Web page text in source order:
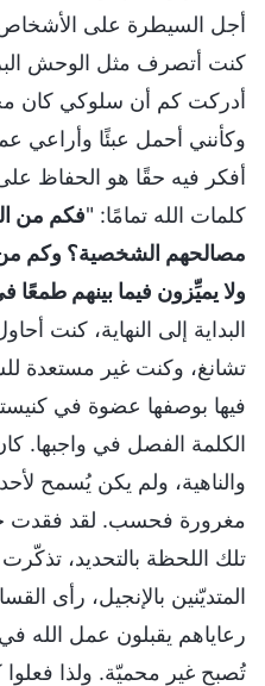
أجل السيطرة على
كنت أتصرف مثل الوحش
أدركت كم أن سلوكي كان
وكأنني أحمل عبئًا وأراعي
أفكر فيه حقًا هو الحفاظ
كلمات الله تمامًا: "فكم من
مصالحهم الشخصية؟ وكم
ولا يميِّزون فيما بينهم
البداية إلى النهاية، كنت
تشانغ، وكنت غير مستعدة
فيها بوصفها عضوة في
الكلمة الفصل في واجبها.
والناهية، ولم يكن يُسمح
مغرورة فحسب. لقد فقدت
تلك اللحظة بالتحديد،
المتديّنين بالإنجيل، رأى
رعاياهم يقبلون عمل الله في
تُصبح غير محميّة. ولذا